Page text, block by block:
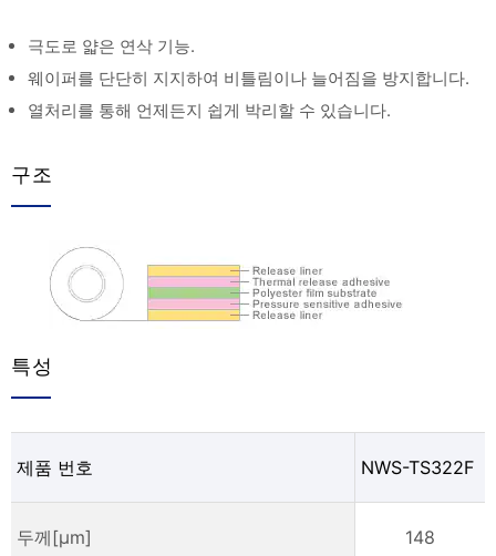
극도로 얇은 연삭 기능.
웨이퍼를 단단히 지지하여 비틀림이나 늘어짐을 방지합니다.
열처리를 통해 언제든지 쉽게 박리할 수 있습니다.
구조
특성
제품 번호 NWS-TS322F
두께[μm] 148